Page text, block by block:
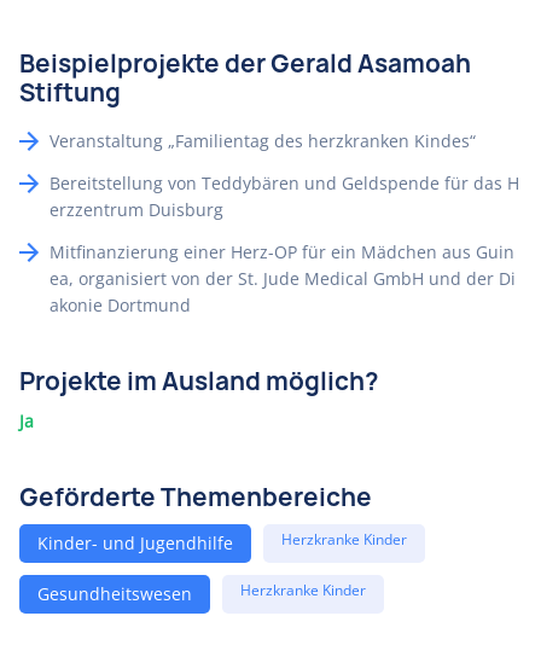
Beispielprojekte der Gerald Asamoah
Stiftung
Veranstaltung „Familientag des herzkranken Kindes“
Bereitstellung von Teddybären und Geldspende für das H
erzzentrum Duisburg
Mitfinanzierung einer Herz-OP für ein Mädchen aus Guin
ea, organisiert von der St. Jude Medical GmbH und der Di
akonie Dortmund
Projekte im Ausland möglich?
Ja
Geförderte Themenbereiche
Kinder- und Jugendhilfe Herzkranke Kinder
Gesundheitswesen Herzkranke Kinder